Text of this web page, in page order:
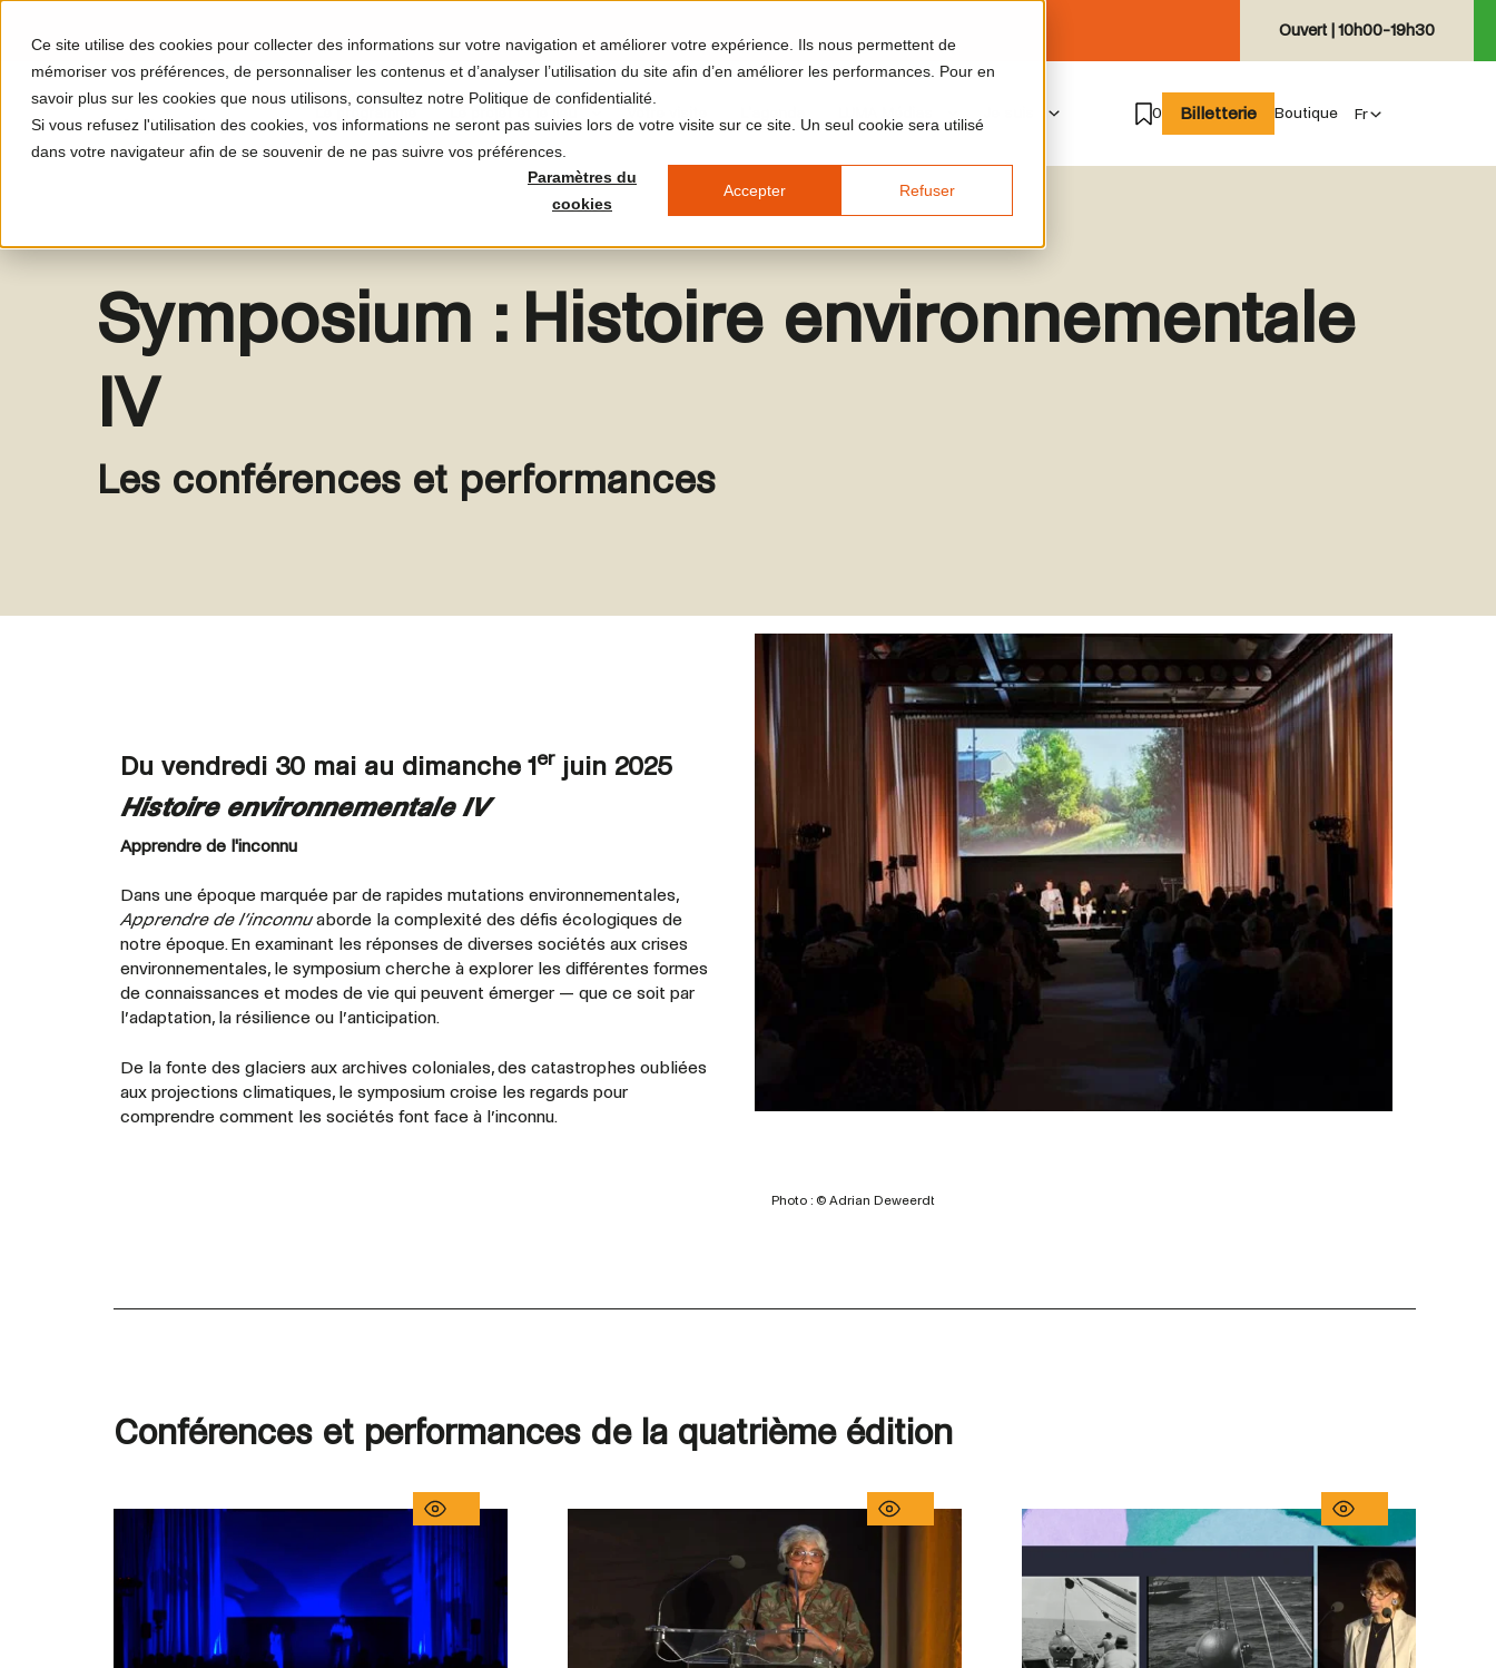
Ce site utilise des cookies pour collecter des informations sur votre navigation et améliorer votre expérience. Ils nous permettent de
mémoriser vos préférences, de personnaliser les contenus et d’analyser l’utilisation du site afin d’en améliorer les performances. Pour en
savoir plus sur les cookies que nous utilisons, consultez notre Politique de confidentialité.
Si vous refusez l'utilisation des cookies, vos informations ne seront pas suivies lors de votre visite sur ce site. Un seul cookie sera utilisé
dans votre navigateur afin de se souvenir de ne pas suivre vos préférences.
Paramètres du
cookies
Accepter Refuser
Ouvert | 10h00-19h30
0 Billetterie Boutique
Symposium : Histoire environnementale
IV
Les conférences et performances
Du vendredi 30 mai au dimanche 1 er juin 2025
Histoire environnementale IV
Apprendre de l'inconnu
Dans une époque marquée par de rapides mutations environnementales,
Apprendre de l’inconnuaborde la complexité des défis écologiques de
notre époque. En examinant les réponses de diverses sociétés aux crises
environnementales, le symposium cherche à explorer les différentes formes
de connaissances et modes de vie qui peuvent émerger — que ce soit par
l’adaptation, la résilience ou l’anticipation.
De la fonte des glaciers aux archives coloniales, des catastrophes oubliées
aux projections climatiques, le symposium croise les regards pour
comprendre comment les sociétés font face à l’inconnu.
Photo : © Adrian Deweerdt
Conférences et performances de la quatrième édition